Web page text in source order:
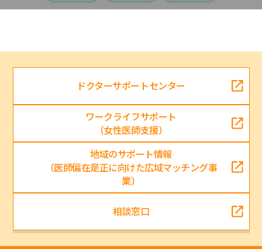
ドクターサポートセンター
ワークライフサポート
（女性医師支援）
地域のサポート情報
（医師偏在是正に向けた広域マッチング事
業）
相談窓口